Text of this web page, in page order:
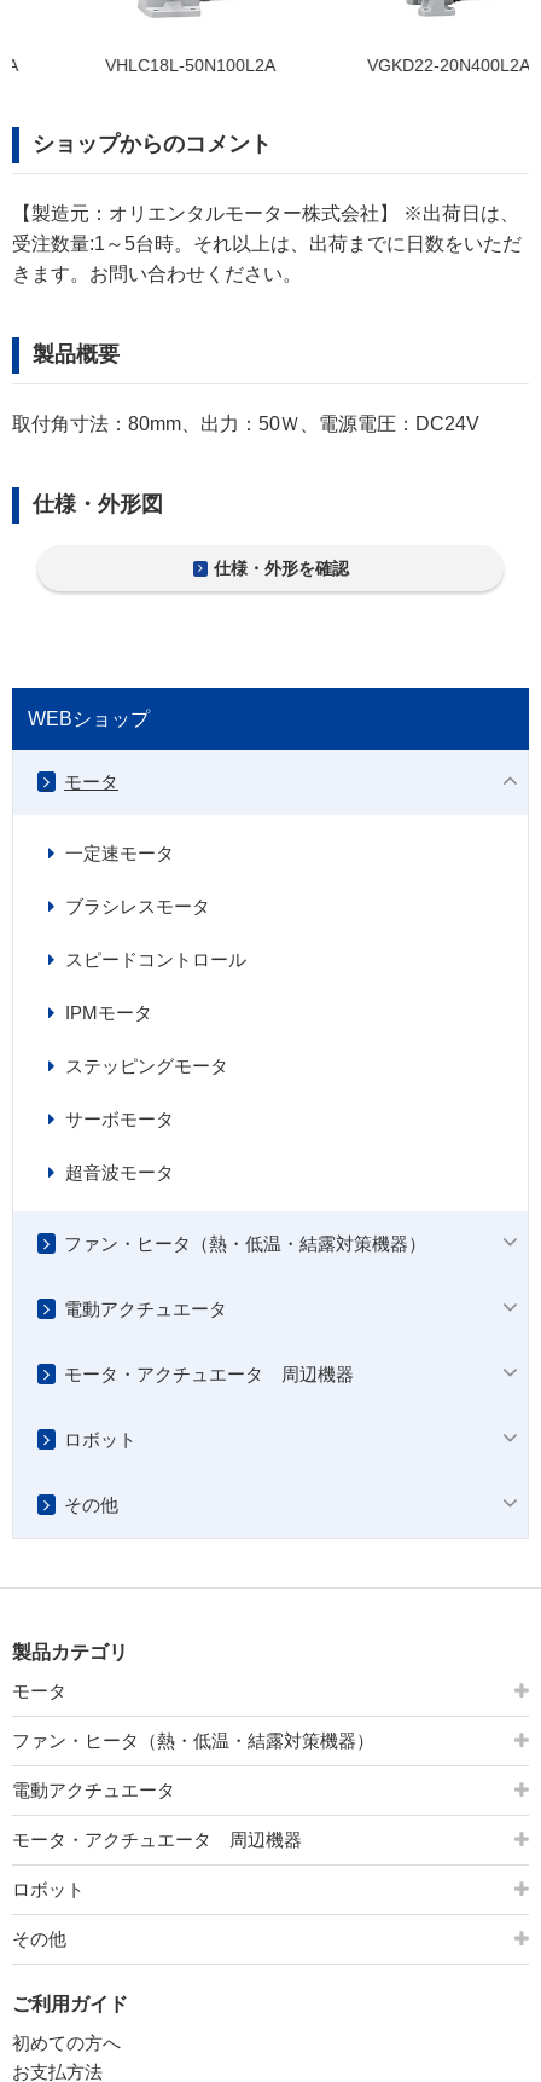
VHLC18L-50N100L2A VGKD22-20N400L2A
ショップからのコメント
【製造元：オリエンタルモーター株式会社】 ※出荷日は、
受注数量:1～5台時。それ以上は、出荷までに日数をいただ
きます。お問い合わせください。
製品概要
取付角寸法：80mm、出力：50Ｗ、電源電圧：DC24V
仕様・外形図
仕様・外形を確認
WEBショップ
モータ
一定速モータ
ブラシレスモータ
スピードコントロール
IPMモータ
ステッピングモータ
サーボモータ
超音波モータ
ファン・ヒータ（熱・低温・結露対策機器）
電動アクチュエータ
モータ・アクチュエータ 周辺機器
ロボット
その他
製品カテゴリ
モータ
ファン・ヒータ（熱・低温・結露対策機器）
電動アクチュエータ
モータ・アクチュエータ 周辺機器
ロボット
その他
ご利用ガイド
初めての方へ
お支払方法